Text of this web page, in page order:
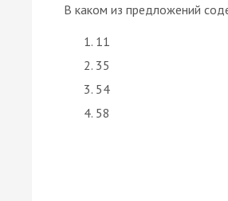
В каком из предложений
11
35
54
58